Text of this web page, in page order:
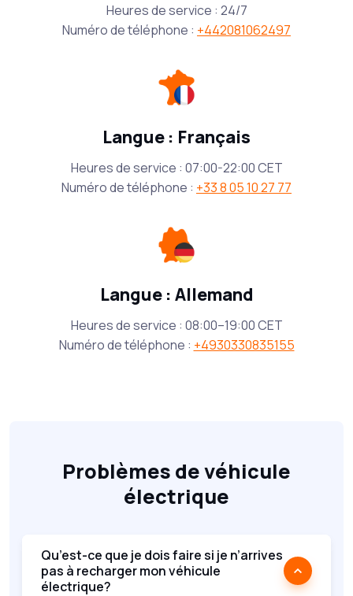
Heures de service : 24/7
Numéro de téléphone : +442081062497
Langue : Français
Heures de service : 07:00-22:00 CET
Numéro de téléphone : +33 8 05 10 27 77
Langue : Allemand
Heures de service : 08:00–19:00 CET
Numéro de téléphone : +4930330835155
Problèmes de véhicule
électrique
Qu’est-ce que je dois faire si je n’arrives
pas à recharger mon véhicule
électrique?